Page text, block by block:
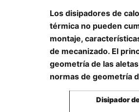
Los disipadores de
térmica no pueden
montaje,
de mecanizado. El
geometría de las
normas de geometría
Disipador